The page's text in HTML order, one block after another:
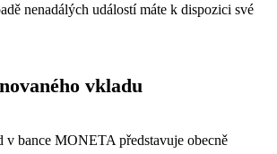
nenadálých událostí máte k dispozici své
vkladu
v bance MONETA představuje obecně